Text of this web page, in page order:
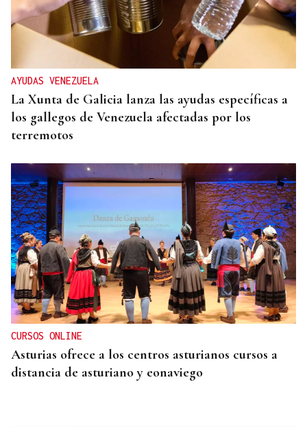
AYUDAS VENEZUELA
La Xunta de Galicia lanza las ayudas específicas a
los gallegos de Venezuela afectadas por los
terremotos
CURSOS ONLINE
Asturias ofrece a los centros asturianos cursos a
distancia de asturiano y eonaviego